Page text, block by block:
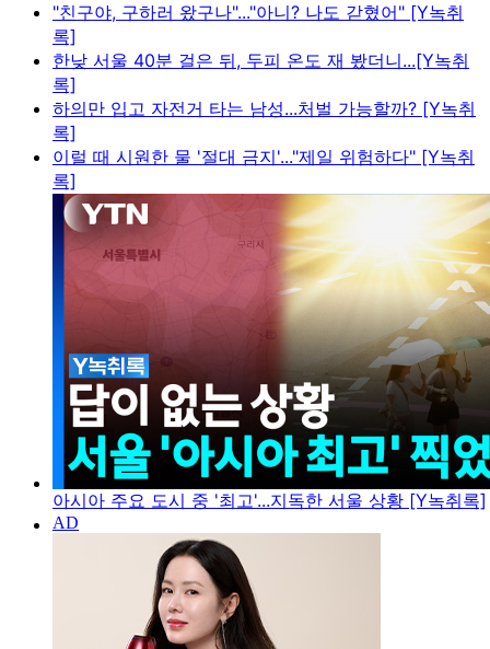
"친구야, 구하러 왔구나"..."아니? 나도 갇혔어" [Y녹취
록]
한낮 서울 40분 걸은 뒤, 두피 온도 재 봤더니...[Y녹취
록]
하의만 입고 자전거 타는 남성...처벌 가능할까? [Y녹취
록]
이럴 때 시원한 물 '절대 금지'..."제일 위험하다" [Y녹취
록]
아시아 주요 도시 중 '최고'...지독한 서울 상황 [Y녹취록]